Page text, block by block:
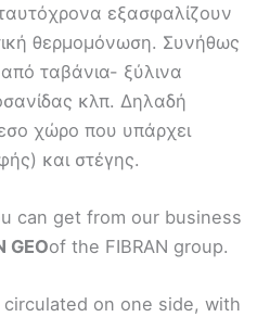
εξασφαλίζουν
θερμομόνωση. Συνήθως
ταβάνια- ξύλινα
κλπ. Δηλαδή
χώρο που υπάρχει
και στέγης.
can get from our business
GEOof the FIBRAN group.
on one side, with